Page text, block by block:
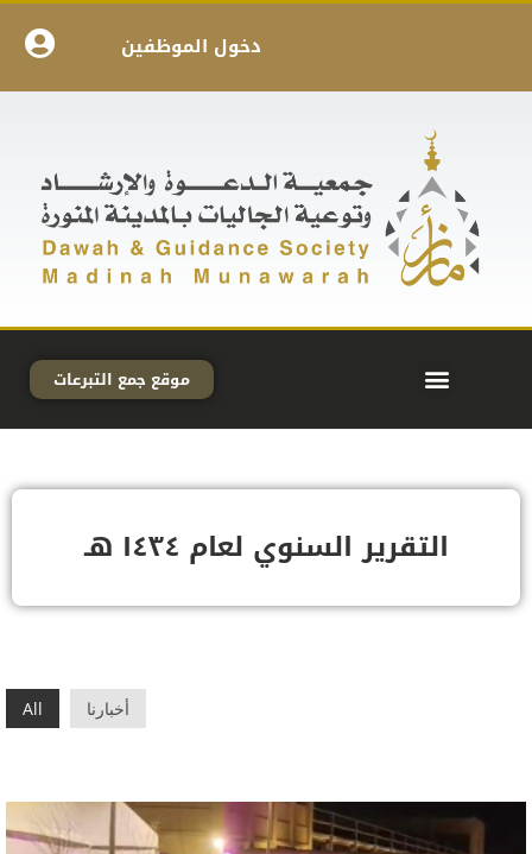
دخول الموظفين
موقع جمع التبرعات
التقرير السنوي لعام ١٤٣٤ هـ
All أخبارنا